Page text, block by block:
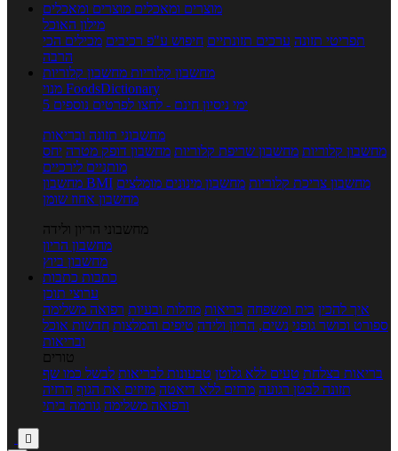
מוצרים ומאכלים מוצרים ומאכלים
מילון האוכל
תפריטי תזונה ערכים תזונתיים חיפוש ע"פ רכיבים מכילים הכי
הרבה
מחשבון קלוריות מחשבון קלוריות
מנוי FoodsDictionary
5 ימי ניסיון חינם - לחצו לפרטים נוספים
מחשבוני תזונה ובריאות
מחשבון קלוריות מחשבון שריפת קלוריות מחשבון דופק מטרה יחס
מותניים לירכיים
מחשבון BMI
מחשבון צריכת קלוריות מחשבון מינונים מומלצים
מחשבון אחוז שומן
מחשבוני הריון ולידה
מחשבון הריון
מחשבון ביוץ
כתבות כתבות
ערוצי תוכן
איך להכין בית ומשפחה בריאות מחלות ובעיות רפואה משלימה
ספורט וכושר גופני נשים, הריון ולידה טיפים והמלצות חדשות אוכל
ובריאות
טורים
בריאות בצלחת טעים ללא גלוטן טבעונות לבריאות לבשל כמו שף
תזונה לבטן רגועה מרזים ללא דיאטה מזיזים את הגוף הרזיה
ורפואה משלימה גורמה ביתי
